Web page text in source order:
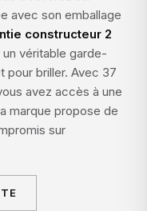
avec son emballage
constructeur 2
véritable garde-
pour briller. Avec 37
avez accès à une
marque propose de
sur